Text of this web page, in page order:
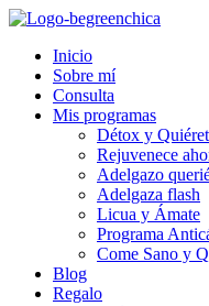
Inicio
Sobre mí
Consulta
Mis programas
Détox y
Rejuvenece
Adelgazo
Adelgaza flash
Licua y Ámate
Programa
Come Sano y
Blog
Regalo